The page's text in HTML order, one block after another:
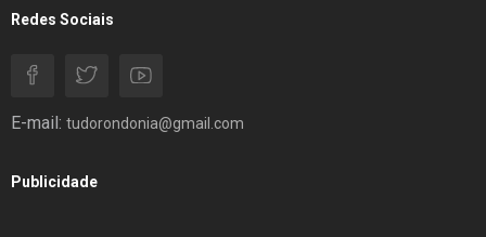
Redes Sociais
E-mail: tudorondonia@gmail.com
Publicidade